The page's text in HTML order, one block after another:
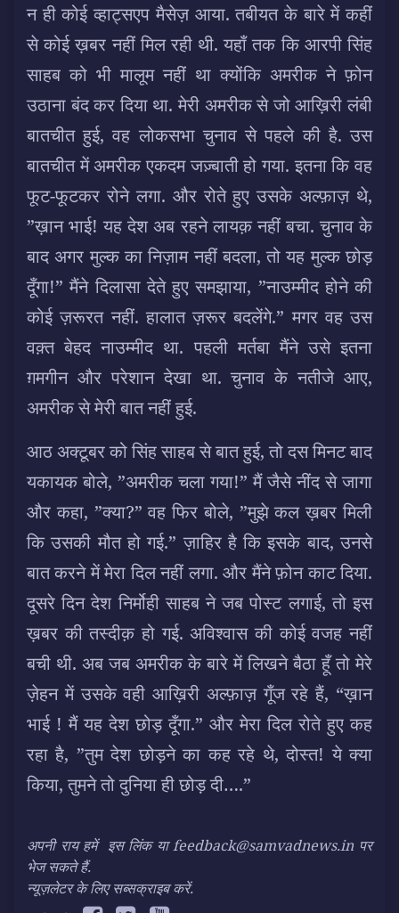
न ही कोई व्हाट्सएप मैसेज़ आया. तबीयत के बारे में कहीं
से कोई ख़बर नहीं मिल रही थी. यहाँ तक कि आरपी सिंह
साहब को भी मालूम नहीं था क्योंकि अमरीक ने फ़ोन
उठाना बंद कर दिया था. मेरी अमरीक से जो आख़िरी लंबी
बातचीत हुई, वह लोकसभा चुनाव से पहले की है. उस
बातचीत में अमरीक एकदम जज़्बाती हो गया. इतना कि वह
फूट-फूटकर रोने लगा. और रोते हुए उसके अल्फ़ाज़ थे,
”ख़ान भाई! यह देश अब रहने लायक़ नहीं बचा. चुनाव के
बाद अगर मुल्क का निज़ाम नहीं बदला, तो यह मुल्क छोड़
दूँगा!” मैंने दिलासा देते हुए समझाया, ”नाउम्मीद होने की
कोई ज़रूरत नहीं. हालात ज़रूर बदलेंगे.” मगर वह उस
वक़्त बेहद नाउम्मीद था. पहली मर्तबा मैंने उसे इतना
ग़मगीन और परेशान देखा था. चुनाव के नतीजे आए,
अमरीक से मेरी बात नहीं हुई.
आठ अक्टूबर को सिंह साहब से बात हुई, तो दस मिनट बाद
यकायक बोले, ”अमरीक चला गया!” मैं जैसे नींद से जागा
और कहा, ”क्या?” वह फिर बोले, ”मुझे कल ख़बर मिली
कि उसकी मौत हो गई.” ज़ाहिर है कि इसके बाद, उनसे
बात करने में मेरा दिल नहीं लगा. और मैंने फ़ोन काट दिया.
दूसरे दिन देश निर्मोही साहब ने जब पोस्ट लगाई, तो इस
ख़बर की तस्दीक़ हो गई. अविश्वास की कोई वजह नहीं
बची थी. अब जब अमरीक के बारे में लिखने बैठा हूँ तो मेरे
ज़ेहन में उसके वही आख़िरी अल्फ़ाज़ गूँज रहे हैं, “ख़ान
भाई ! मैं यह देश छोड़ दूँगा.” और मेरा दिल रोते हुए कह
रहा है, ”तुम देश छोड़ने का कह रहे थे, दोस्त! ये क्या
किया, तुमने तो दुनिया ही छोड़ दी….”
अपनी राय हमें इस लिंक या feedback@samvadnews.in पर
भेज सकते हैं.
न्यूज़लेटर के लिए सब्सक्राइब करें.